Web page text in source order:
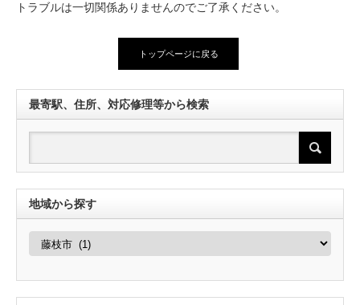
トラブルは一切関係ありませんのでご了承ください。
トップページに戻る
最寄駅、住所、対応修理等から検索
地域から探す
地
探
す